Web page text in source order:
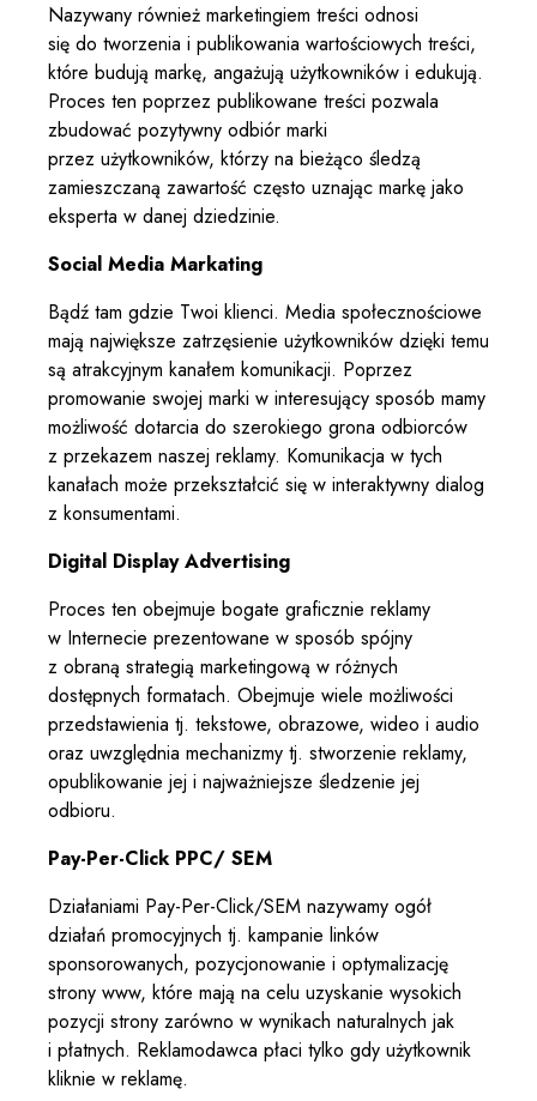
Nazywany również marketingiem treści odnosi
się do tworzenia i publikowania wartościowych treści,
które budują markę, angażują użytkowników i edukują.
Proces ten poprzez publikowane treści pozwala
zbudować pozytywny odbiór marki
przez użytkowników, którzy na bieżąco śledzą
zamieszczaną zawartość często uznając markę jako
eksperta w danej dziedzinie.
Social Media Markating
Bądź tam gdzie Twoi klienci. Media społecznościowe
mają największe zatrzęsienie użytkowników dzięki temu
są atrakcyjnym kanałem komunikacji. Poprzez
promowanie swojej marki w interesujący sposób mamy
możliwość dotarcia do szerokiego grona odbiorców
z przekazem naszej reklamy. Komunikacja w tych
kanałach może przekształcić się w interaktywny dialog
z konsumentami.
Digital Display Advertising
Proces ten obejmuje bogate graficznie reklamy
w Internecie prezentowane w sposób spójny
z obraną strategią marketingową w różnych
dostępnych formatach. Obejmuje wiele możliwości
przedstawienia tj. tekstowe, obrazowe, wideo i audio
oraz uwzględnia mechanizmy tj. stworzenie reklamy,
opublikowanie jej i najważniejsze śledzenie jej
odbioru.
Pay-Per-Click PPC/ SEM
Działaniami Pay-Per-Click/SEM nazywamy ogół
działań promocyjnych tj. kampanie linków
sponsorowanych, pozycjonowanie i optymalizację
strony www, które mają na celu uzyskanie wysokich
pozycji strony zarówno w wynikach naturalnych jak
i płatnych. Reklamodawca płaci tylko gdy użytkownik
kliknie w reklamę.